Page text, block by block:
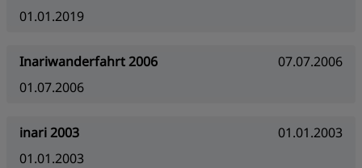
01.01.2019
Inariwanderfahrt 2006
07.07.2006
01.07.2006
inari 2003
01.01.2003
01.01.2003